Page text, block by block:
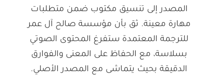
المصدر إلى تنسيق مكتوب ضمن متطلبات
مهارة معينة. ثق بأن مؤسسة صالح آل عمر
للترجمة المعتمدة ستفرغ المحتوى الصوتي
بسلاسة، مع الحفاظ على المعنى والفوارق
الدقيقة بحيث يتماشى مع المصدر الأصلي.